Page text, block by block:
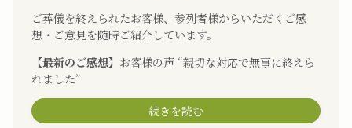
ご葬儀を終えられたお客様、参列者様からいただくご感
想・ご意見を随時ご紹介しています。
【最新のご感想】 お客様の声 “親切な対応で無事に終えら
れました”
続きを読む